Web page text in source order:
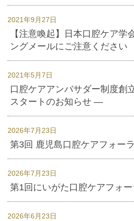
2021年9月27日
【注意喚起】日本口腔ケア学
ングメールにご注意ください
2021年5月7日
口腔ケアアンバサダー制度創
スタートのお知らせ ―
2026年7月23日
第3回 鹿児島口腔ケアフォー
2026年7月23日
第1回にいがた口腔ケアフォ
2026年6月23日